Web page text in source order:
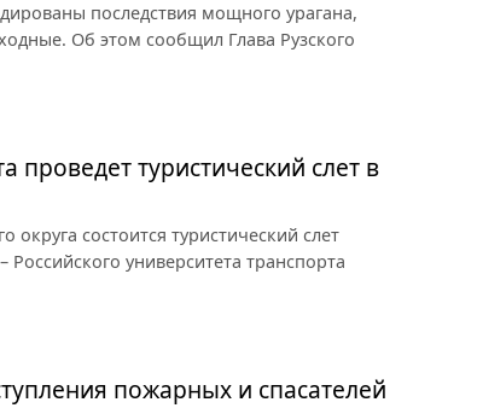
последствия мощного урагана,
Об этом сообщил Глава Рузского
проведет туристический слет в
округа состоится туристический слет
университета транспорта
пожарных и спасателей